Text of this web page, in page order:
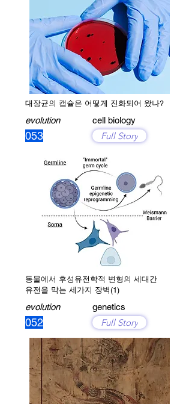
대장균의 캡슐은 어떻게 진화되어 왔나?
evolution
053
cell biology
Full Story
동물에서 후성유전학적 변형의 세대간
유전을 막는 세가지 장벽(1)
evolution
052
genetics
Full Story